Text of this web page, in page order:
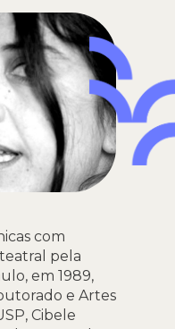
com
pela
em 1989,
e Artes
Cibele